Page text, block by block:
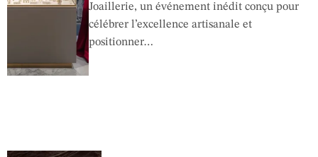
Joaillerie, un événement inédit conçu pour
célébrer l’excellence artisanale et
positionner…